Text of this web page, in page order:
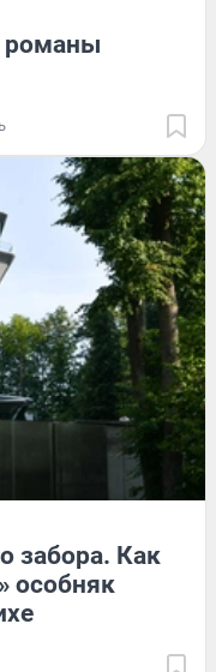
романы
забора. Как
особняк